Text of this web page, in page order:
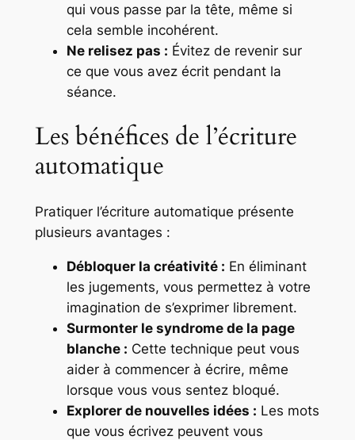
qui vous passe par la tête, même si
cela semble incohérent.
Ne relisez pas : Évitez de revenir sur
ce que vous avez écrit pendant la
séance.
Les bénéfices de l’écriture
automatique
Pratiquer l’écriture automatique présente
plusieurs avantages :
Débloquer la créativité : En éliminant
les jugements, vous permettez à votre
imagination de s’exprimer librement.
Surmonter le syndrome de la page
blanche : Cette technique peut vous
aider à commencer à écrire, même
lorsque vous vous sentez bloqué.
Explorer de nouvelles idées : Les mots
que vous écrivez peuvent vous